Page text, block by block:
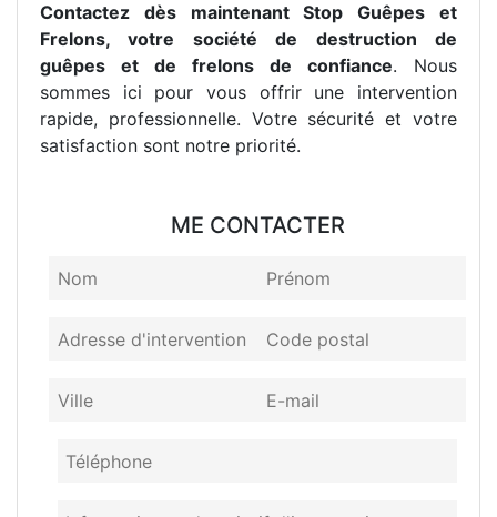
Contactez dès maintenant Stop Guêpes et
Frelons, votre société de destruction de
guêpes et de frelons de confiance. Nous
sommes ici pour vous offrir une intervention
rapide, professionnelle. Votre sécurité et votre
satisfaction sont notre priorité.
ME CONTACTER